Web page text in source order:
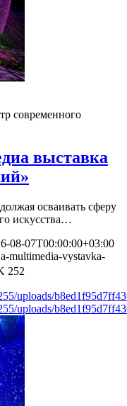
современного
выставка
осваивать сферу
искусства…
08-07T00:00:00+03:00
multimedia-vystavka-
252
uploads/
uploads/